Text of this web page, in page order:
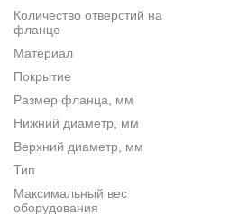
Количество отверстий на
фланце
Материал
Покрытие
Размер фланца, мм
Нижний диаметр, мм
Верхний диаметр, мм
Тип
Максимальный вес
оборудования